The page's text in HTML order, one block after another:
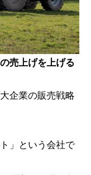
売上げを上げる
企業の販売戦略
」という会社で